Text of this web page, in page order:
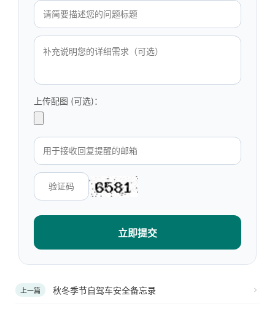
上传配图 (可选)：
立即提交
上一篇 秋冬季节自驾车安全备忘录